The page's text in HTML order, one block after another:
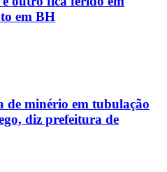
em BH
de minério em tubulação
diz prefeitura de